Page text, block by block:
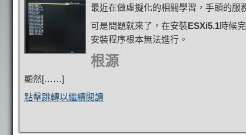
最近在做虛擬化的相關學習，手頭的服
可是問題就來了，在安裝ESXi5.1時候
安裝程序根本無法進行。
根源
顯然[……]
點擊跳轉以繼續閱讀